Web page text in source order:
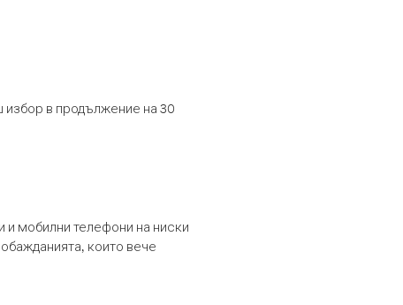
избор в продължение на 30
и мобилни телефони на ниски
които вече